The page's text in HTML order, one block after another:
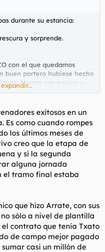
durante su estancia:
y sorprende.
con el que quedamos
buen portero hubiese hecho
Montar ese equipo y
economica en e Club que
estar mas a cosas extra-
Fernandez hicieron el
la denuncia de los
el “hoy por ti, mañana
Luis Fernandez, llama a
le renueva un año pero
un año y le “despide”
como digo, salio de la
con una situacion
Lamikiz con Zubiaurre (
dio la puntillla.
exitosos en un
Es como cuando rompes
los últimos meses de
creo que la etapa de
y si la segunda
alguna jornada
el tramo final estaba
que hizo Arrate, con sus
sólo a nivel de plantilla
contrato que tenía Txato
de campo mejor pagado
casi un millón de